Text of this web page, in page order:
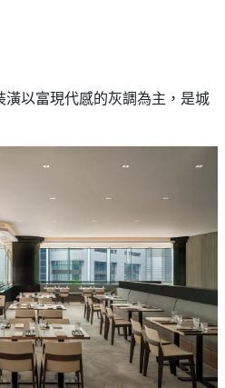
潢以富現代感的灰調為主，是城